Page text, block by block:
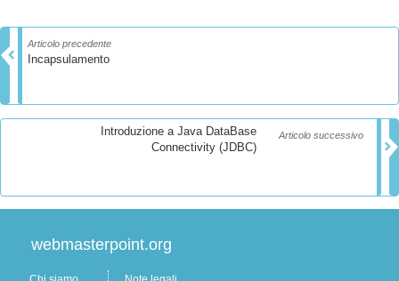
Articolo precedente
Incapsulamento
Articolo successivo
Introduzione a Java DataBase
Connectivity (JDBC)
webmasterpoint.org